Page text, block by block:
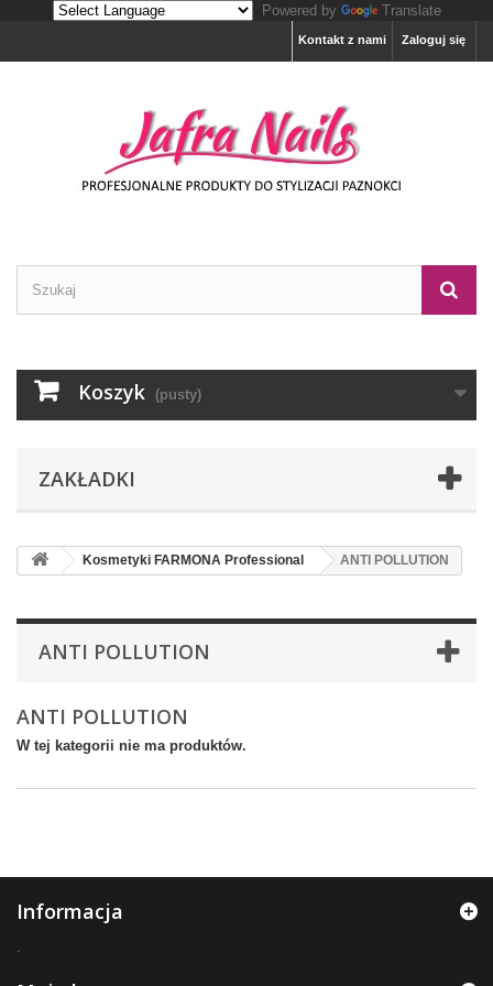
Powered by Translate
Zaloguj się
Kontakt z nami
Koszyk (pusty)
ZAKŁADKI
Kosmetyki FARMONA Professional ANTI POLLUTION
ANTI POLLUTION
ANTI POLLUTION
W tej kategorii nie ma produktów.
Informacja
.